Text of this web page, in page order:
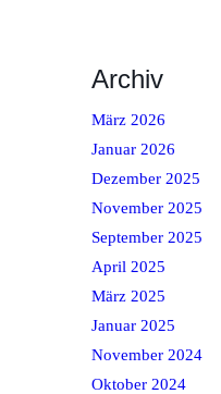
Archiv
März 2026
Januar 2026
Dezember 2025
November 2025
September 2025
April 2025
März 2025
Januar 2025
November 2024
Oktober 2024